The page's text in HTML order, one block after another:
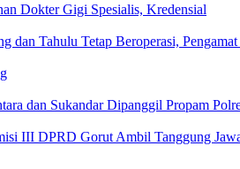
Dokter Gigi Spesialis, Kredensial
dan Tahulu Tetap Beroperasi,
dan Sukandar Dipanggil Propam
III DPRD Gorut Ambil Tanggung